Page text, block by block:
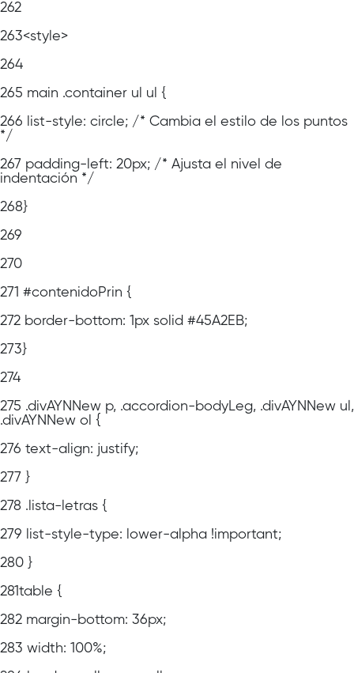
262
263<style>
264
265 main .container ul ul {
266 list-style: circle; /* Cambia el estilo de los puntos
*/
267 padding-left: 20px; /* Ajusta el nivel de
indentación */
268}
269
270
271 #contenidoPrin {
272 border-bottom: 1px solid #45A2EB;
273}
274
275 .divAYNNew p, .accordion-bodyLeg, .divAYNNew ul,
.divAYNNew ol {
276 text-align: justify;
277 }
278 .lista-letras {
279 list-style-type: lower-alpha !important;
280 }
281table {
282 margin-bottom: 36px;
283 width: 100%;